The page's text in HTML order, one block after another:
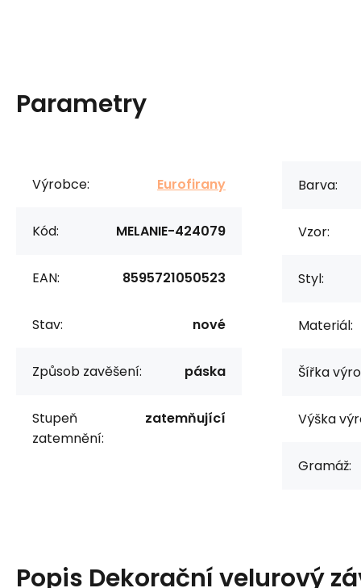
Parametry
Výrobce: Eurofirany
Kód: MELANIE-424079
EAN: 8595721050523
Stav: nové
Způsob zavěšení: páska
Stupeň
zatemnění:
zatemňující
Barva:
Vzor:
Styl:
Materiál:
Šířka
Výška
Gramáž:
Popis Dekorační velurový